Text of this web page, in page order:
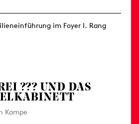
im Foyer I. Rang
??? UND DAS
Kampe